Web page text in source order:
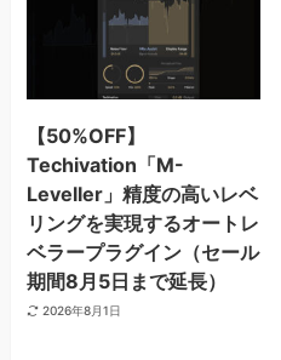
【50%OFF】
Techivation「M-
Leveller」精度の高いレベ
リングを実現するオートレ
ベラープラグイン（セール
期間8月5日まで延長）
2026年8月1日